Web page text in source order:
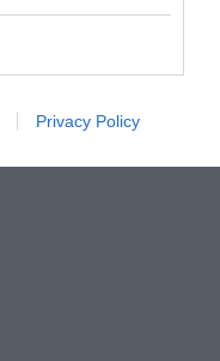
Privacy Policy